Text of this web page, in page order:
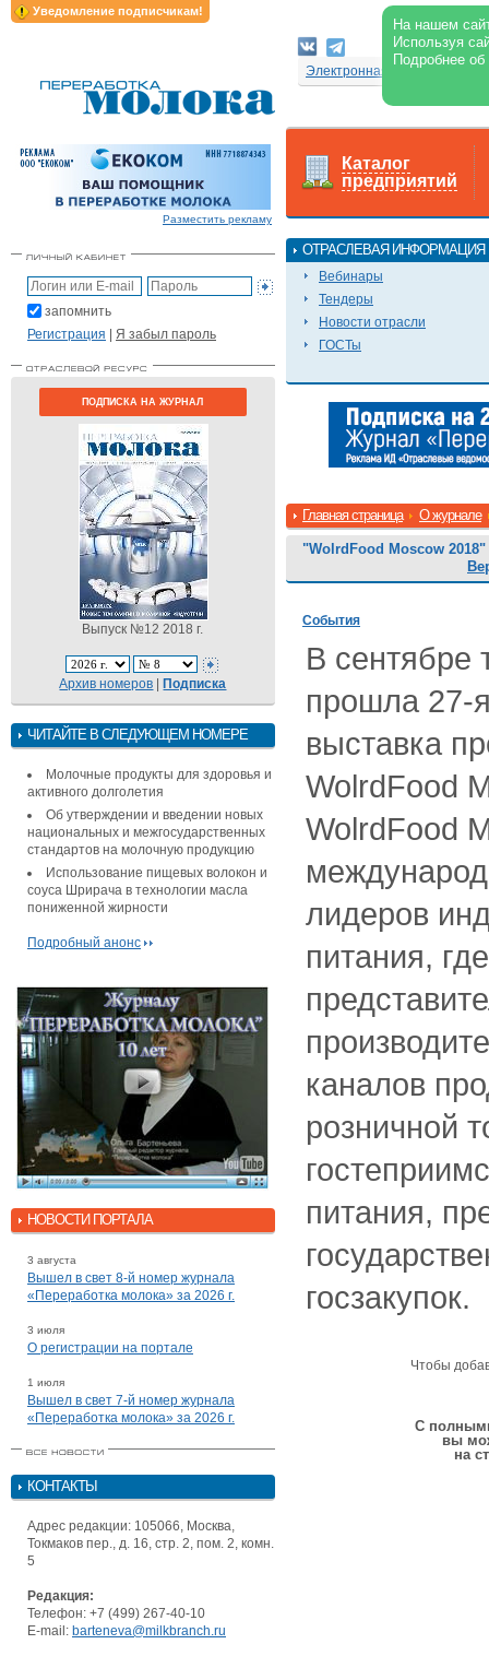
Уведомление подписчикам!
На нашем
Используя
Подробнее
Электронная версия
Разместить рекламу
запомнить
Регистрация | Я забыл пароль
ПОДПИСКА НА ЖУРНАЛ
Выпуск №12 2018 г.
Архив номеров |Подписка
ЧИТАЙТЕ В СЛЕДУЮЩЕМ НОМЕРЕ
Молочные продукты для здоровья и
активного долголетия
Об утверждении и введении новых
национальных и межгосударственных
стандартов на молочную продукцию
Использование пищевых волокон и
соуса Шрирача в технологии масла
пониженной жирности
Подробный анонс
НОВОСТИ ПОРТАЛА
3 августа
Вышел в свет 8-й номер журнала
«Переработка молока» за 2026 г.
3 июля
О регистрации на портале
1 июля
Вышел в свет 7-й номер журнала
«Переработка молока» за 2026 г.
КОНТАКТЫ
Адрес редакции: 105066, Москва,
Токмаков пер., д. 16, стр. 2, пом. 2, комн.
5
Редакция:
Телефон: +7 (499) 267-40-10
E-mail: barteneva@milkbranch.ru
Каталог
предприятий
ОТРАСЛЕВАЯ ИНФОРМАЦИЯ
Вебинары
Тендеры
Новости отрасли
ГОСТы
Главная страница О журнале
"WolrdFood Moscow 2018"
События
В сентябре
прошла 27-
выставка
WolrdFood
WolrdFood
лидеров
питания,
каналов
розничной
питания,
госзакупок.
Чтобы
С
вы
на